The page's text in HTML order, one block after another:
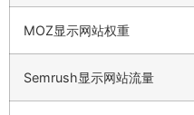
MOZ显示网站权重
Semrush显示网站流量